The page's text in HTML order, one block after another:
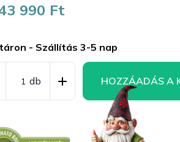
990 Ft
- Szállítás 3-5 nap
HOZZÁADÁS A